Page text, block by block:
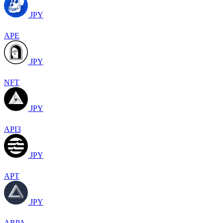
JPY
APE
JPY
NFT
JPY
API3
JPY
APT
JPY